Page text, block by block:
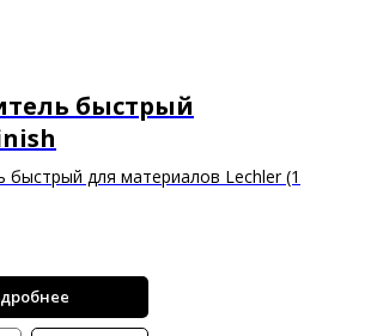
быстрый
быстрый для материалов Lechler (1